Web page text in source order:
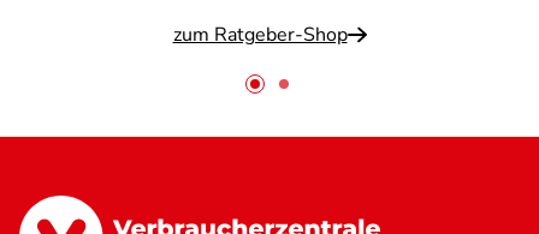
zum Ratgeber-Shop